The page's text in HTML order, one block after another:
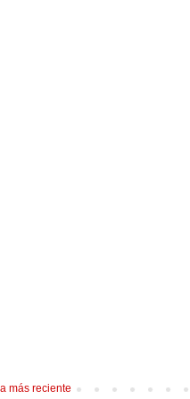
más reciente